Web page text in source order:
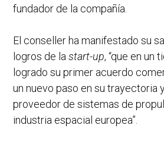
fundador de la compañía.
El conseller ha manifestado su
logros de lastart-up, “que en un
logrado su primer acuerdo
un nuevo paso en su trayectoria
proveedor de sistemas de
industria espacial europea”.